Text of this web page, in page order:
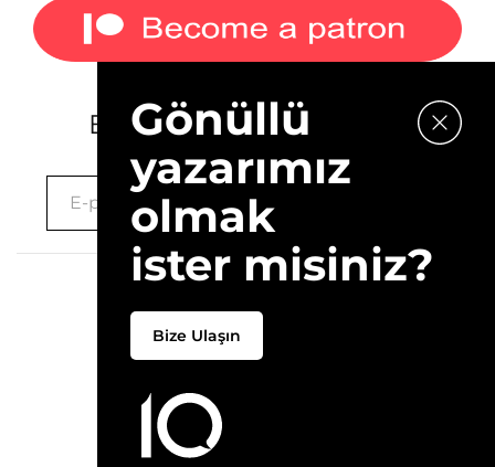
E-bültenimize kaydolun.
Hakkımızda
Gönüllü
yazarımız
olmak
ister misiniz?
Bize Ulaşın